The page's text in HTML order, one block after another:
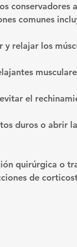
conservadores
comunes
y relajar los
el
duros o abrir
quirúrgica o
de